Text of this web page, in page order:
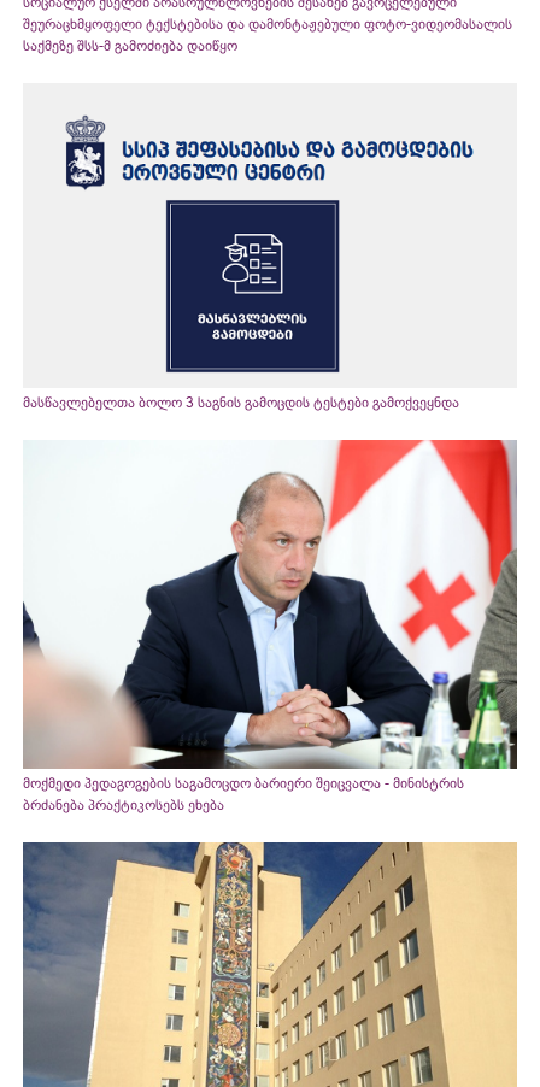
შეურაცხმყოფელი ტექსტებისა და დამონტაჟებული ფოტო-ვიდეომასალის
საქმეზე შსს-მ გამოძიება დაიწყო
მასწავლებელთა ბოლო 3 საგნის გამოცდის ტესტები გამოქვეყნდა
მოქმედი პედაგოგების საგამოცდო ბარიერი შეიცვალა - მინისტრის
ბრძანება პრაქტიკოსებს ეხება